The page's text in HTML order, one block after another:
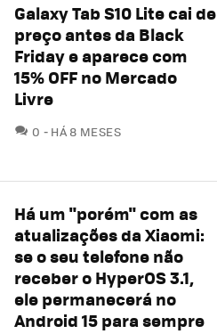
Galaxy Tab S10 Lite cai de
preço antes da Black
Friday e aparece com
15% OFF no Mercado
Livre
0 COMENTÁRIOS
HÁ 8 MESES
Há um "porém" com as
atualizações da Xiaomi:
se o seu telefone não
receber o HyperOS 3.1,
ele permanecerá no
Android 15 para sempre